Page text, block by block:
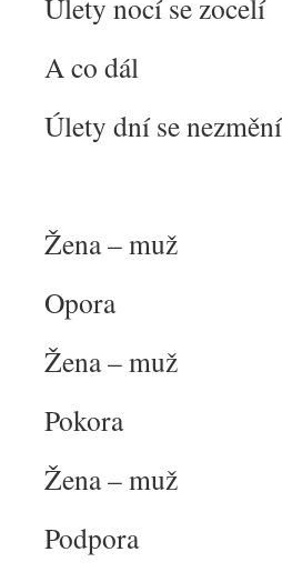
Úlety nocí se zocelí
A co dál
Úlety dní se nezmění
Žena – muž
Opora
Žena – muž
Pokora
Žena – muž
Podpora